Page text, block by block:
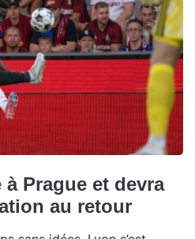
à Prague et devra
au retour